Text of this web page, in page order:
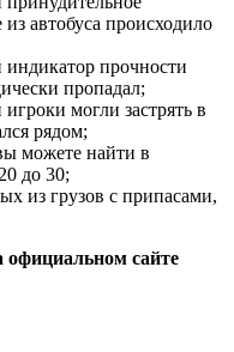
автобуса происходило
индикатор прочности
пропадал;
могли застрять в
рядом;
можете найти в
до 30;
из грузов с припасами,
официальном сайте